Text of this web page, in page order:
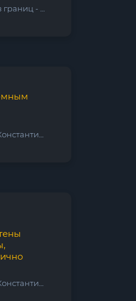
Варламов
Калбазов
Калбазов